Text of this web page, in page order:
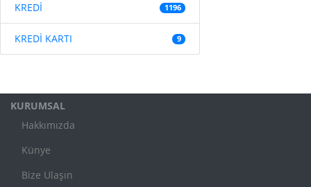
KREDİ 1196
KREDİ KARTI 9
KURUMSAL
Hakkımızda
Künye
Bize Ulaşın